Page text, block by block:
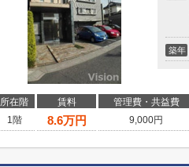
築年
所在階 賃料 管理費・共益費
1階
8.6万円 9,000円